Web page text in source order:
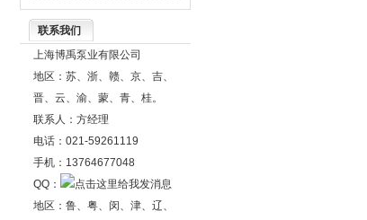
联系我们
上海博禹泵业有限公司
地区：苏、浙、赣、京、吉、
晋、云、渝、蒙、青、桂。
联系人：方经理
电话：021-59261119
手机：13764677048
QQ：
地区：鲁、粤、闵、津、辽、